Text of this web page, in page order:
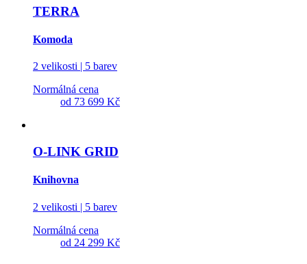
TERRA
Komoda
2 velikosti | 5 barev
Normálná cena
od 73 699 Kč
O-LINK GRID
Knihovna
2 velikosti | 5 barev
Normálná cena
od 24 299 Kč